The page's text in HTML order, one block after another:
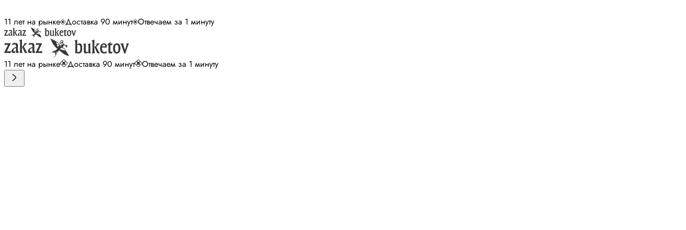
11 лет на рынке Доставка 90 минут Отвечаем за 1 минуту
11 лет на рынке Доставка 90 минут Отвечаем за 1 минуту